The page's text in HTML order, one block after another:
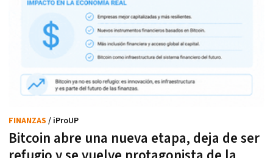
Bitcoin abre una nueva etapa, deja de ser
FINANZAS / iProUP